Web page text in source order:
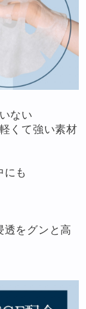
ない
くて強い素材
にも
透をグンと高